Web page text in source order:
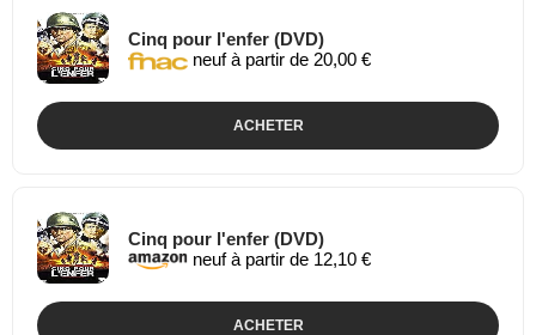
Cinq pour l'enfer (DVD)
neuf à partir de 20,00 €
ACHETER
Cinq pour l'enfer (DVD)
neuf à partir de 12,10 €
ACHETER